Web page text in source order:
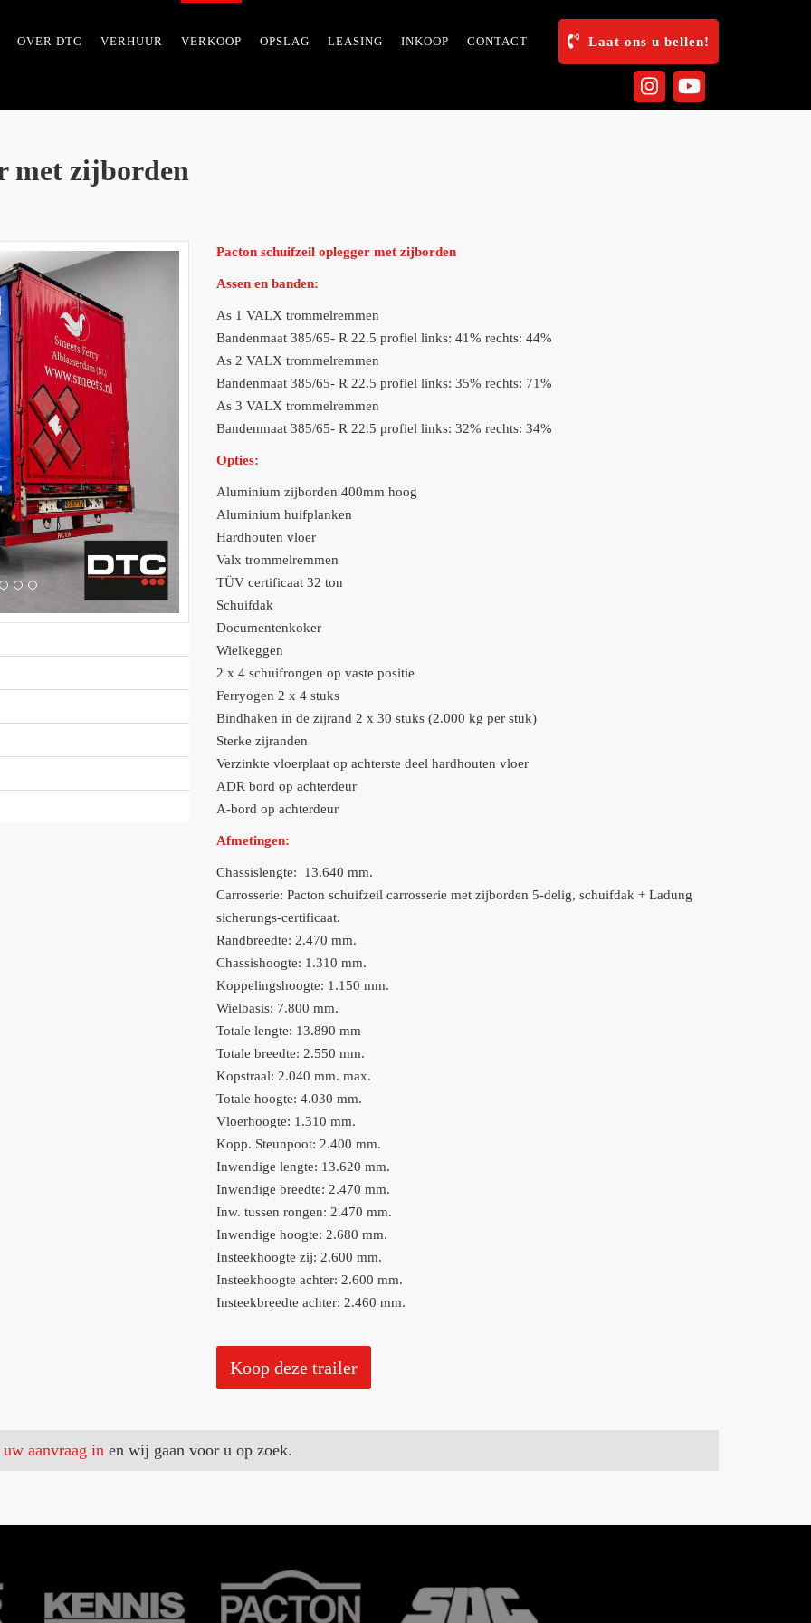
OVER DTC VERHUUR VERKOOP OPSLAG LEASING INKOOP CONTACT Laat ons u bellen!
met zijborden
Pacton schuifzeil oplegger met zijborden
Assen en banden:
As 1 VALX trommelremmen
Bandenmaat 385/65- R 22.5 profiel links: 41% rechts: 44%
As 2 VALX trommelremmen
Bandenmaat 385/65- R 22.5 profiel links: 35% rechts: 71%
As 3 VALX trommelremmen
Bandenmaat 385/65- R 22.5 profiel links: 32% rechts: 34%
Opties:
Aluminium zijborden 400mm hoog
Aluminium huifplanken
Hardhouten vloer
Valx trommelremmen
TÜV certificaat 32 ton
Schuifdak
Documentenkoker
Wielkeggen
2 x 4 schuifrongen op vaste positie
Ferryogen 2 x 4 stuks
Bindhaken in de zijrand 2 x 30 stuks (2.000 kg per stuk)
Sterke zijranden
Verzinkte vloerplaat op achterste deel hardhouten vloer
ADR bord op achterdeur
A-bord op achterdeur
Afmetingen:
Chassislengte: 13.640 mm.
Carrosserie: Pacton schuifzeil carrosserie met zijborden 5-delig, schuifdak + Ladung
sicherungs-certificaat.
Randbreedte: 2.470 mm.
Chassishoogte: 1.310 mm.
Koppelingshoogte: 1.150 mm.
Wielbasis: 7.800 mm.
Totale lengte: 13.890 mm
Totale breedte: 2.550 mm.
Kopstraal: 2.040 mm. max.
Totale hoogte: 4.030 mm.
Vloerhoogte: 1.310 mm.
Kopp. Steunpoot: 2.400 mm.
Inwendige lengte: 13.620 mm.
Inwendige breedte: 2.470 mm.
Inw. tussen rongen: 2.470 mm.
Inwendige hoogte: 2.680 mm.
Insteekhoogte zij: 2.600 mm.
Insteekhoogte achter: 2.600 mm.
Insteekbreedte achter: 2.460 mm.
Koop deze trailer
aanvraag in en wij gaan voor u op zoek.